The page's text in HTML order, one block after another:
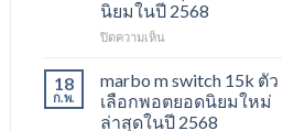
2568
ใช้
แล้ว
ตัว
นิยมในปี 2568
ปิดความเห็นบน
15000
พอต
18
ก.พ.
marbo m switch 15k ตัว
เลือกพอตยอดนิยมใหม่
ล่าสุดในปี 2568